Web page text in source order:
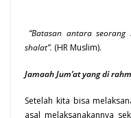
“Batasan antara
shalat”. (HR Muslim).
Jamaah Jum’at yang di
Setelah kita bisa
asal melaksanakannya